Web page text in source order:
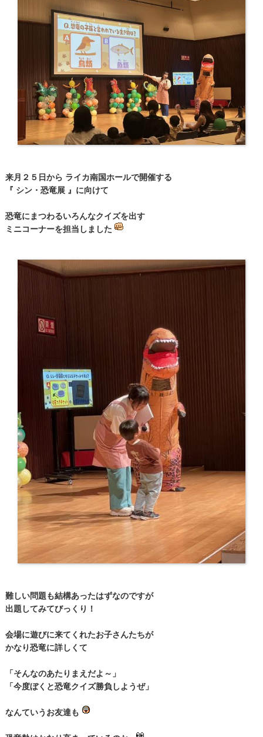
来月２５日から ライカ南国ホールで開催する
『 シン・恐竜展 』に向けて
恐竜にまつわるいろんなクイズを出す
ミニコーナーを担当しました
難しい問題も結構あったはずなのですが
出題してみてびっくり！
会場に遊びに来てくれたお子さんたちが
かなり恐竜に詳しくて
「そんなのあたりまえだよ～」
「今度ぼくと恐竜クイズ勝負しようぜ」
なんていうお友達も